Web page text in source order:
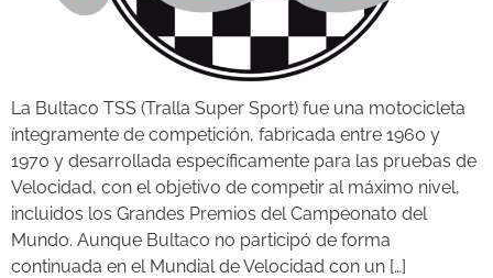
La Bultaco TSS (Tralla Super Sport) fue una motocicleta
íntegramente de competición, fabricada entre 1960 y
1970 y desarrollada específicamente para las pruebas de
Velocidad, con el objetivo de competir al máximo nivel,
incluidos los Grandes Premios del Campeonato del
Mundo. Aunque Bultaco no participó de forma
continuada en el Mundial de Velocidad con un […]